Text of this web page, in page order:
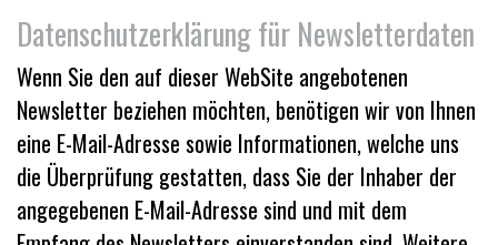
Datenschutzerklärung für Newsletterdaten
Wenn Sie den auf dieser WebSite angebotenen
Newsletter beziehen möchten, benötigen wir von Ihnen
eine E-Mail-Adresse sowie Informationen, welche uns
die Überprüfung gestatten, dass Sie der Inhaber der
angegebenen E-Mail-Adresse sind und mit dem